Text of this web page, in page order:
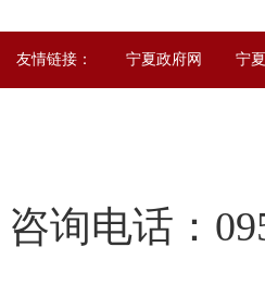
友情链接： 宁夏政府网 宁
咨询电话：